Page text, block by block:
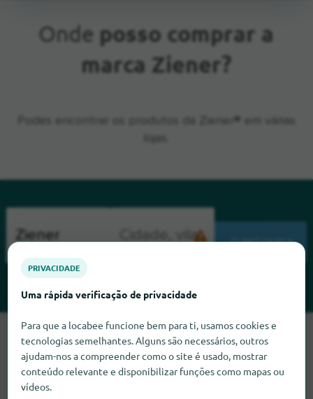
Localização atual
Onde posso comprar a
marca Ziener?
Podes encontrar os produtos da Ziener® em várias
PESQUISA
Lamentamos, mas não conseguimos encontrar Ziener neste
momento. Se souber onde encontrar Ziener, ficaríamos muito
satisfeitos se nos informasse.
PRIVACIDADE
Uma rápida verificação de privacidade
Para que a locabee funcione bem para ti, usamos cookies e
tecnologias semelhantes. Alguns são necessários, outros
ajudam-nos a compreender como o site é usado, mostrar
conteúdo relevante e disponibilizar funções como mapas ou
vídeos.